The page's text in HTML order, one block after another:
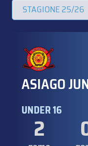
ASIAGO
UNDER 16
2